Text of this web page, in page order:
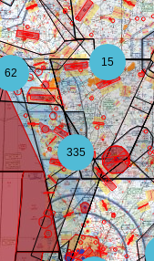
335
62
15